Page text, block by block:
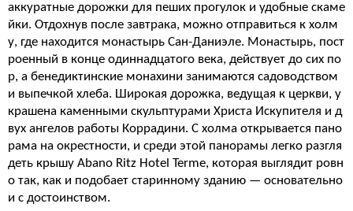
аккуратные дорожки для пеших прогулок и удобные скаме
йки. Отдохнув после завтрака, можно отправиться к холм
у, где находится монастырь Сан-Даниэле. Монастырь, пост
роенный в конце одиннадцатого века, действует до сих по
р, а бенедиктинские монахини занимаются садоводством
и выпечкой хлеба. Широкая дорожка, ведущая к церкви, у
крашена каменными скульптурами Христа Искупителя и д
вух ангелов работы Коррадини. С холма открывается пано
рама на окрестности, и среди этой панорамы легко разгля
деть крышу Abano Ritz Hotel Terme, которая выглядит ровн
о так, как и подобает старинному зданию — основательно
и с достоинством.